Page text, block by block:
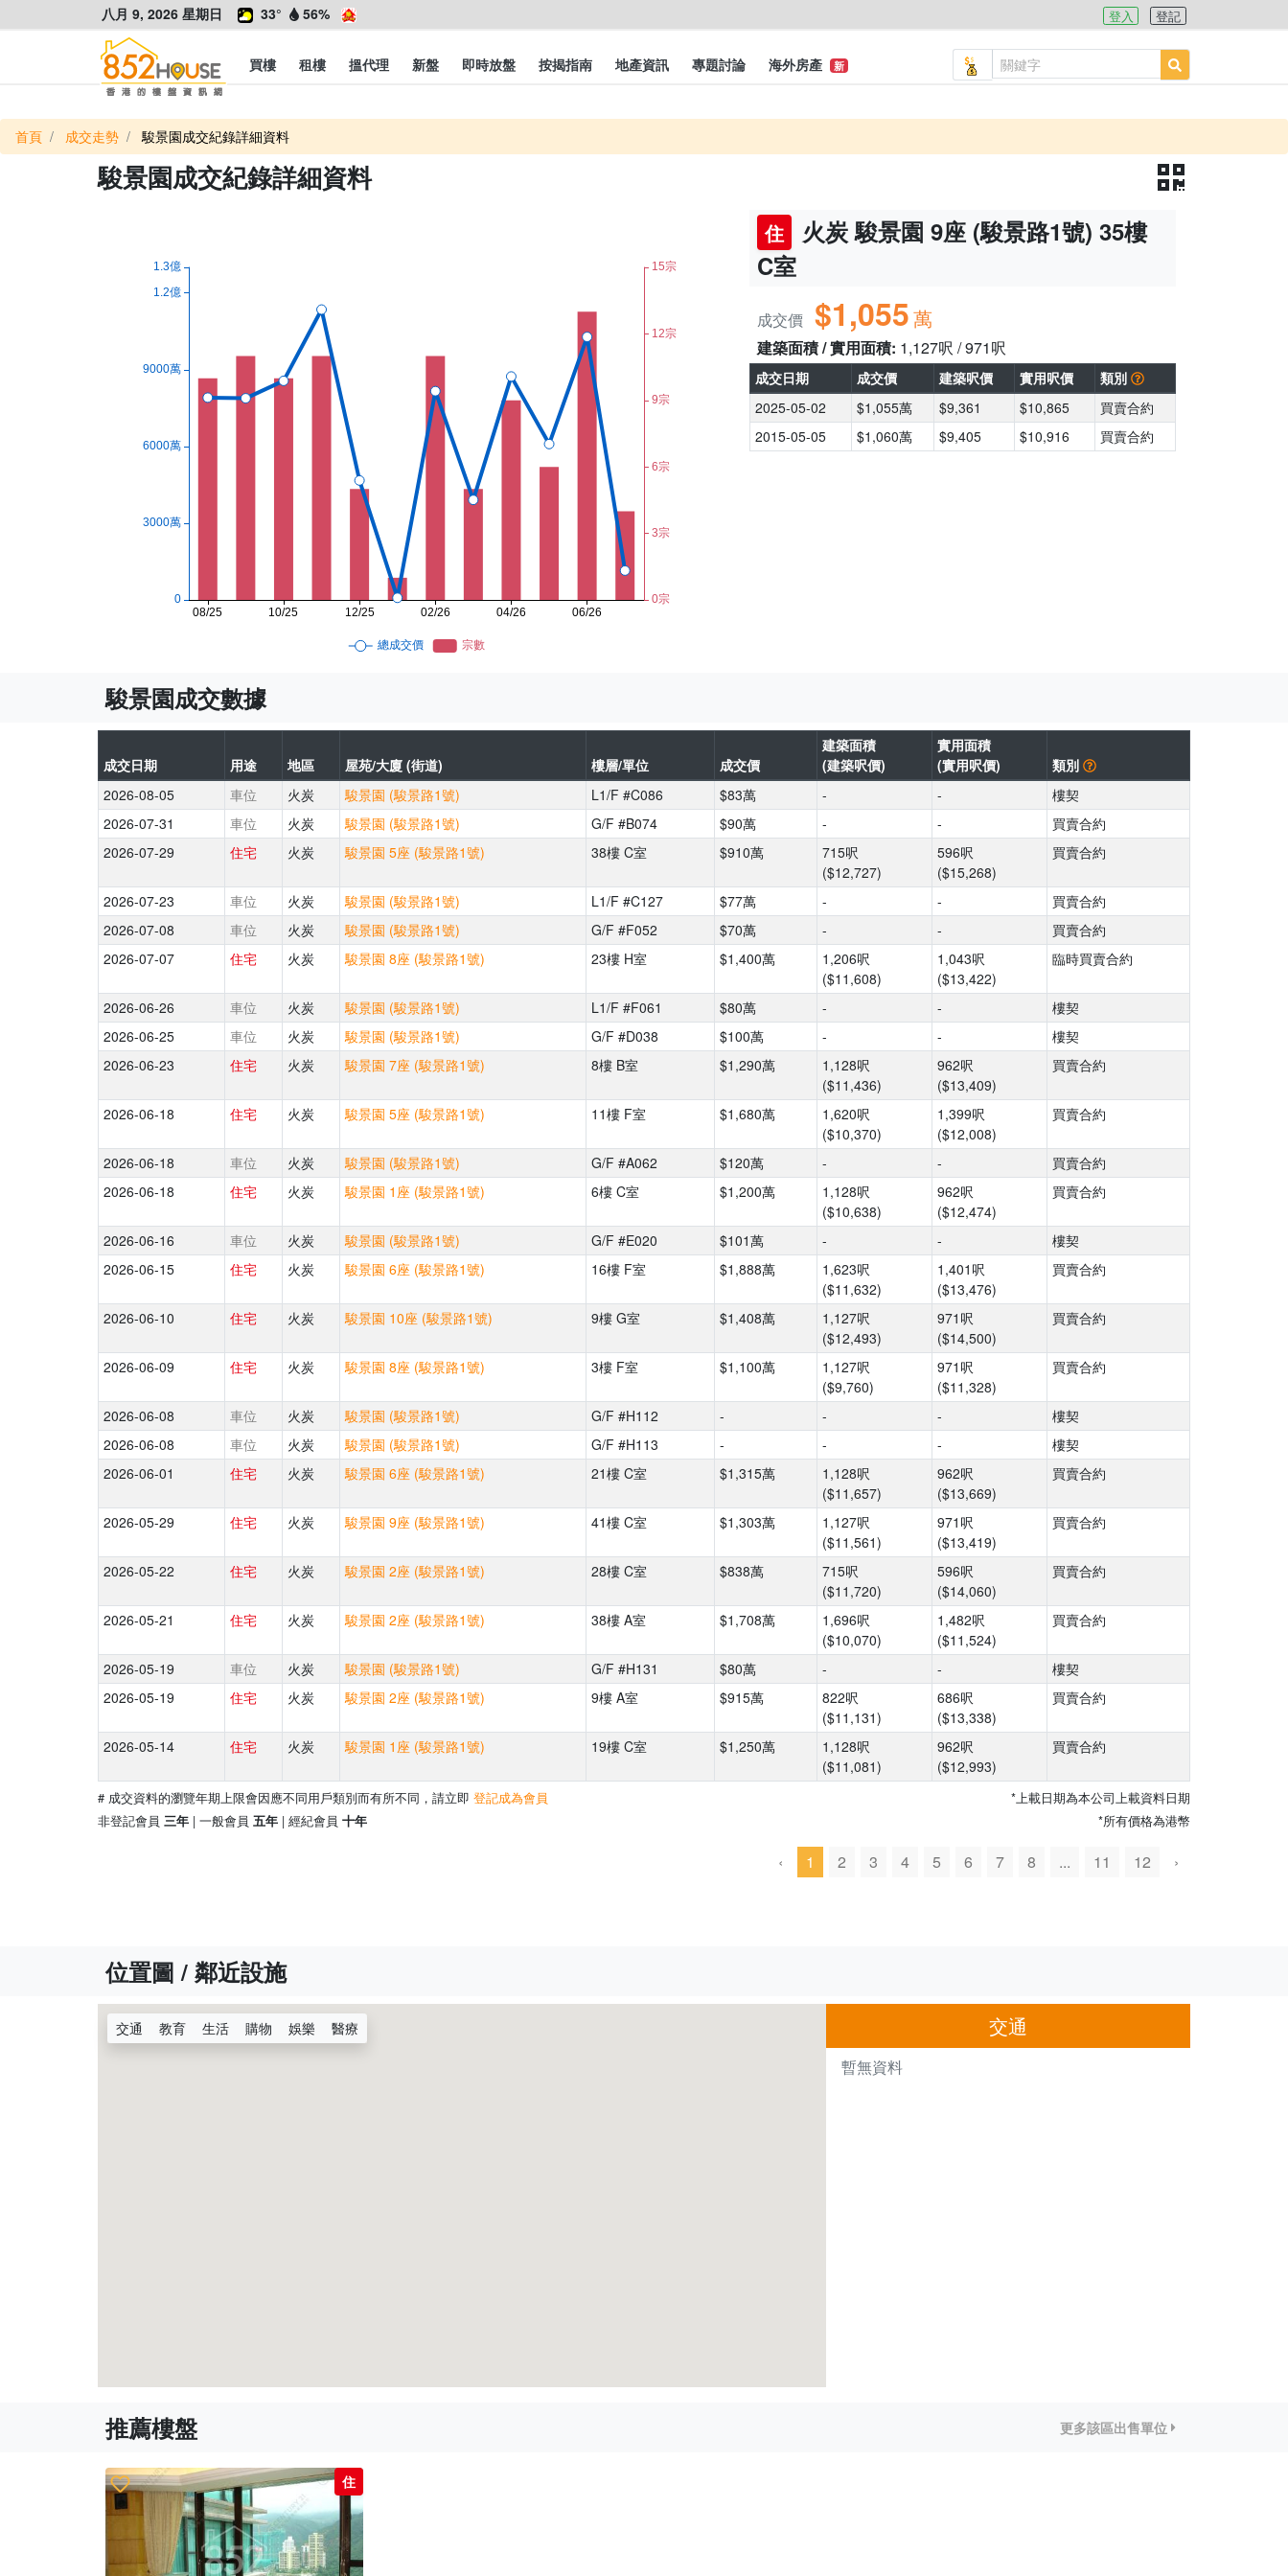
八月 9, 2026 星期日 33° 56% 登入 登記
買樓 租樓 搵代理 新盤 即時放盤 按揭指南 地產資訊 專題討論 海外房產 新
首頁 成交走勢 駿景園成交紀錄詳細資料
駿景園成交紀錄詳細資料
住
火炭 駿景園 9座 (駿景路1號) 35樓
C室
成交價 $1,055萬
建築面積 / 實用面積: 1,127呎 / 971呎
成交日期 成交價 建築呎價 實用呎價
類別
2025-05-02
$1,055萬 $9,361 $10,865
買賣合約
2015-05-05
$1,060萬 $9,405 $10,916 買賣合約
駿景園成交數據
成交日期 用途 地區 屋苑/大廈 (街道) 樓層/單位 成交價
建築面積
(建築呎價)
實用面積
(實用呎價)
類別
2026-08-05
車位 火炭 駿景園 (駿景路1號) L1/F #C086 $83萬 - -
樓契
2026-07-31
車位 火炭 駿景園 (駿景路1號) G/F #B074 $90萬 - -
買賣合約
2026-07-29
住宅 火炭 駿景園 5座 (駿景路1號) 38樓 C室 $910萬
715呎
($12,727)
596呎
($15,268)
買賣合約
2026-07-23 車位 火炭 駿景園 (駿景路1號) L1/F #C127 $77萬 - -
買賣合約
2026-07-08
車位 火炭 駿景園 (駿景路1號) G/F #F052 $70萬 - -
買賣合約
2026-07-07
住宅 火炭 駿景園 8座 (駿景路1號) 23樓 H室 $1,400萬
1,206呎
($11,608)
1,043呎
($13,422)
臨時買賣合約
2026-06-26 車位 火炭 駿景園 (駿景路1號) L1/F #F061 $80萬 - -
樓契
2026-06-25
車位 火炭 駿景園 (駿景路1號) G/F #D038 $100萬 - -
樓契
2026-06-23
住宅 火炭 駿景園 7座 (駿景路1號) 8樓 B室 $1,290萬
1,128呎
($11,436)
962呎
($13,409)
買賣合約
2026-06-18 住宅 火炭 駿景園 5座 (駿景路1號) 11樓 F室 $1,680萬
1,620呎
($10,370)
1,399呎
($12,008)
買賣合約
2026-06-18 車位 火炭 駿景園 (駿景路1號) G/F #A062 $120萬 - -
買賣合約
2026-06-18
住宅 火炭 駿景園 1座 (駿景路1號) 6樓 C室 $1,200萬
1,128呎
($10,638)
962呎
($12,474)
買賣合約
2026-06-16 車位 火炭 駿景園 (駿景路1號) G/F #E020 $101萬 - -
樓契
2026-06-15
住宅 火炭 駿景園 6座 (駿景路1號) 16樓 F室 $1,888萬
1,623呎
($11,632)
1,401呎
($13,476)
買賣合約
2026-06-10 住宅 火炭 駿景園 10座 (駿景路1號) 9樓 G室 $1,408萬
1,127呎
($12,493)
971呎
($14,500)
買賣合約
2026-06-09 住宅 火炭 駿景園 8座 (駿景路1號) 3樓 F室 $1,100萬
1,127呎
($9,760)
971呎
($11,328)
買賣合約
2026-06-08 車位 火炭 駿景園 (駿景路1號) G/F #H112 - - -
樓契
2026-06-08
車位 火炭 駿景園 (駿景路1號) G/F #H113 - - -
樓契
2026-06-01
住宅 火炭 駿景園 6座 (駿景路1號) 21樓 C室 $1,315萬
1,128呎
($11,657)
962呎
($13,669)
買賣合約
2026-05-29 住宅 火炭 駿景園 9座 (駿景路1號) 41樓 C室 $1,303萬
1,127呎
($11,561)
971呎
($13,419)
買賣合約
2026-05-22 住宅 火炭 駿景園 2座 (駿景路1號) 28樓 C室 $838萬
715呎
($11,720)
596呎
($14,060)
買賣合約
2026-05-21 住宅 火炭 駿景園 2座 (駿景路1號) 38樓 A室 $1,708萬
1,696呎
($10,070)
1,482呎
($11,524)
買賣合約
2026-05-19 車位 火炭 駿景園 (駿景路1號) G/F #H131 $80萬 - -
樓契
2026-05-19
住宅 火炭 駿景園 2座 (駿景路1號) 9樓 A室 $915萬
822呎
($11,131)
686呎
($13,338)
買賣合約
2026-05-14 住宅 火炭 駿景園 1座 (駿景路1號) 19樓 C室 $1,250萬
1,128呎
($11,081)
962呎
($12,993)
買賣合約
# 成交資料的瀏覽年期上限會因應不同用戶類別而有所不同，請立即 登記成為會員
非登記會員 三年 | 一般會員 五年 | 經紀會員 十年
*上載日期為本公司上載資料日期
*所有價格為港幣
‹ 1 2 3 4 5 6 7 8 ... 11 12 ›
位置圖 / 鄰近設施
交通 教育 生活 購物 娛樂 醫療 交通
暫無資料
推薦樓盤 更多該區出售單位
住